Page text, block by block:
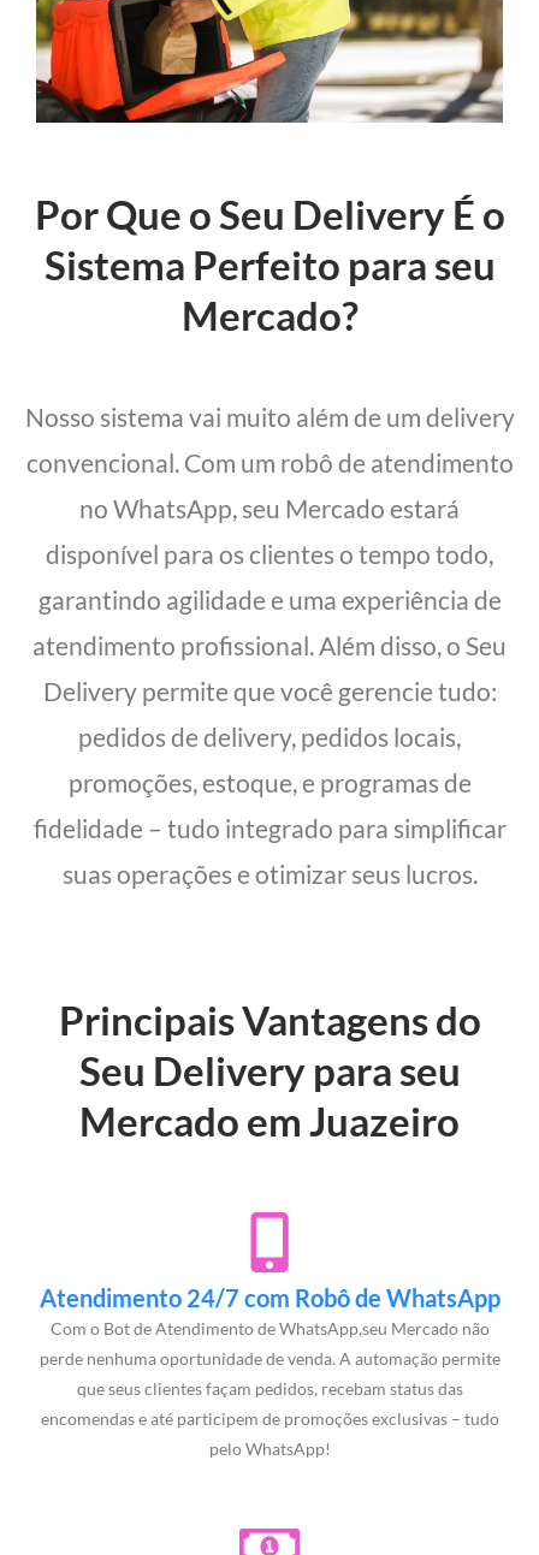
Por Que o Seu Delivery É o
Sistema Perfeito para seu
Mercado?
Nosso sistema vai muito além de um delivery
convencional. Com um robô de atendimento
no WhatsApp, seu Mercado estará
disponível para os clientes o tempo todo,
garantindo agilidade e uma experiência de
atendimento profissional. Além disso, o Seu
Delivery permite que você gerencie tudo:
pedidos de delivery, pedidos locais,
promoções, estoque, e programas de
fidelidade – tudo integrado para simplificar
suas operações e otimizar seus lucros.
Principais Vantagens do
Seu Delivery para seu
Mercado em Juazeiro
Atendimento 24/7 com Robô de WhatsApp
Com o Bot de Atendimento de WhatsApp,seu Mercado não
perde nenhuma oportunidade de venda. A automação permite
que seus clientes façam pedidos, recebam status das
encomendas e até participem de promoções exclusivas – tudo
pelo WhatsApp!